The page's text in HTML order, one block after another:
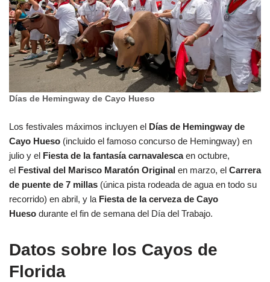
Días de Hemingway de Cayo Hueso
Los festivales máximos incluyen el Días de Hemingway de
Cayo Hueso (incluido el famoso concurso de Hemingway) en
julio y el Fiesta de la fantasía carnavalescaen octubre,
el Festival del Marisco Maratón Original en marzo, el Carrera
de puente de 7 millas (única pista rodeada de agua en todo su
recorrido) en abril, y la Fiesta de la cerveza de Cayo
Hueso durante el fin de semana del Día del Trabajo.
Datos sobre los Cayos de
Florida